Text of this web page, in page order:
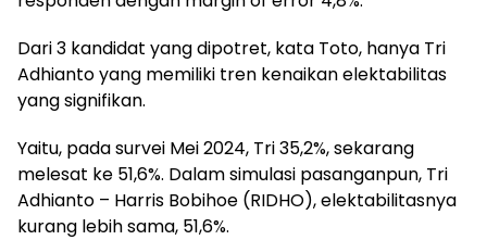
Dari 3 kandidat yang dipotret, kata Toto, hanya Tri
Adhianto yang memiliki tren kenaikan elektabilitas
yang signifikan.
Yaitu, pada survei Mei 2024, Tri 35,2%, sekarang
melesat ke 51,6%. Dalam simulasi pasanganpun, Tri
Adhianto – Harris Bobihoe (RIDHO), elektabilitasnya
kurang lebih sama, 51,6%.